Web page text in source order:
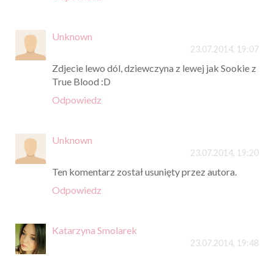
Unknown
23.07.2014, 19:07
Zdjecie lewo dól, dziewczyna z lewej jak Sookie z
True Blood :D
Odpowiedz
Unknown
23.07.2014, 19:20
Ten komentarz został usunięty przez autora.
Odpowiedz
Katarzyna Smolarek
23.07.2014, 19:48